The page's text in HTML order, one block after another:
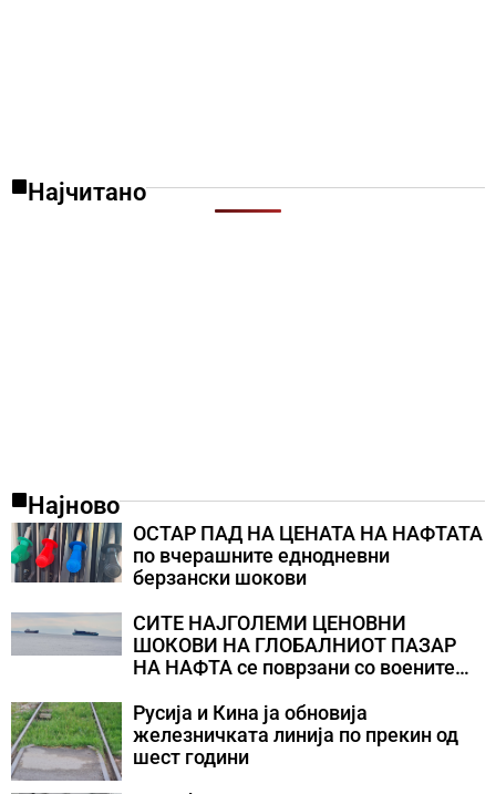
Најчитано
Најново
ОСТАР ПАД НА ЦЕНАТА НА НАФТАТА
по вчерашните еднодневни
берзански шокови
СИТЕ НАЈГОЛЕМИ ЦЕНОВНИ
ШОКОВИ НА ГЛОБАЛНИОТ ПАЗАР
НА НАФТА се поврзани со воените
Русија и Кина ја обновија
железничката линија по прекин од
шест години